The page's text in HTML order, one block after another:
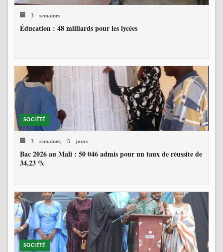
3 semaines
Éducation : 48 milliards pour les lycées
SOCIÉTÉ
3 semaines, 5 jours
Bac 2026 au Mali : 50 046 admis pour un taux de réussite de
34,23 %
SOCIÉTÉ